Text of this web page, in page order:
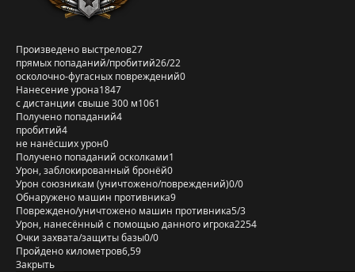
Произведено выстрелов27
прямых попаданий/пробитий26/22
осколочно-фугасных повреждений0
Нанесение урона1847
с дистанции свыше 300 м1061
Получено попаданий4
пробитий4
не нанёсших урон0
Получено попаданий осколками1
Урон, заблокированный бронёй0
Урон союзникам (уничтожено/повреждений)0/0
Обнаружено машин противника9
Повреждено/уничтожено машин противника5/3
Урон, нанесённый с помощью данного игрока2254
Очки захвата/защиты базы0/0
Пройдено километров6,59
Закрыть